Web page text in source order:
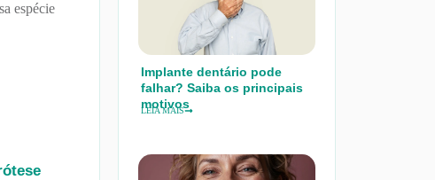
espécie
Implante dentário pode
falhar? Saiba os principais
motivos
LEIA MAIS